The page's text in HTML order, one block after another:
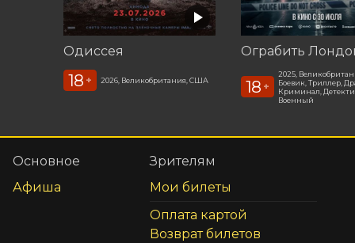
Одиссея
18 + 2026, Великобритания, США
Ограбить
18 +
2025,
Боевик, Триллер,
Криминал,
Военный
Основное
Афиша
Зрителям
Мои билеты
Оплата картой
Возврат билетов